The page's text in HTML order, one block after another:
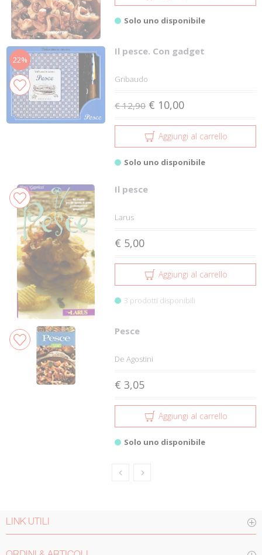
Solo uno disponibile
22%
Il pesce. Con gadget
Gribaudo
€ 12,90 € 10,00
Aggiungi al carrello
Solo uno disponibile
Il pesce
Larus
€ 5,00
Aggiungi al carrello
3 prodotti disponibili
Pesce
De Agostini
€ 3,05
Aggiungi al carrello
Solo uno disponibile
LINK UTILI